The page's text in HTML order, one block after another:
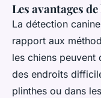
Les avantages
La détection
rapport aux
les chiens peuvent
des endroits
plinthes ou dans